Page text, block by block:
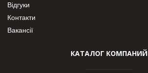
Відгуки
Контакти
Вакансії
КАТАЛОГ КОМПАНИЙ